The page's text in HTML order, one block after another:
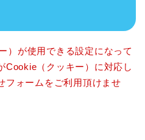
景色変更 白 黒 青
）が使用できる設定になって
Cookie（クッキー）に対応し
フォームをご利用頂けませ